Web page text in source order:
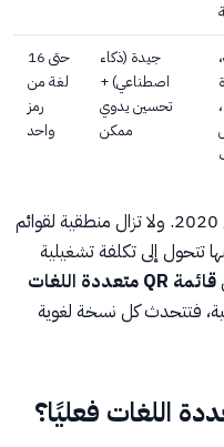
جيدة (ذكاء
اصطناعي) +
تحسين يدوي
ممكن
حتى 16
لغة من
رمز
واحد
كانت الطريقة المطبوعة هي المعيار قبل 2020. ولا تزال منطقية لقوائم
تتحول إلى تكلفة تشغيلية
قائمة QR متعددة اللغات
فتتحدث كل نسخة لغوية